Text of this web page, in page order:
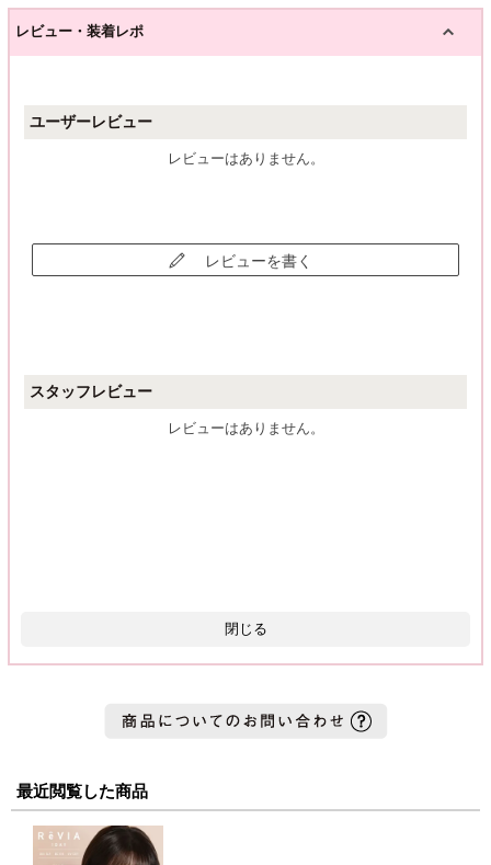
レビュー・装着レポ
ユーザーレビュー
レビューはありません。
レビューを書く
スタッフレビュー
レビューはありません。
閉じる
最近閲覧した商品